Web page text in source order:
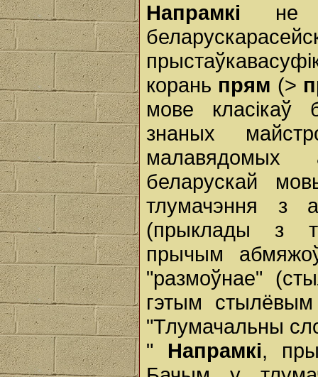
Напрамкі не
корань прям (>
мове класікаў
знаных
малавядомых
беларускай
тлумачэння
(прыклады з
прычым
"размоўнае"
гэтым стылёвым
"Тлумачальны
" Напрамкі,